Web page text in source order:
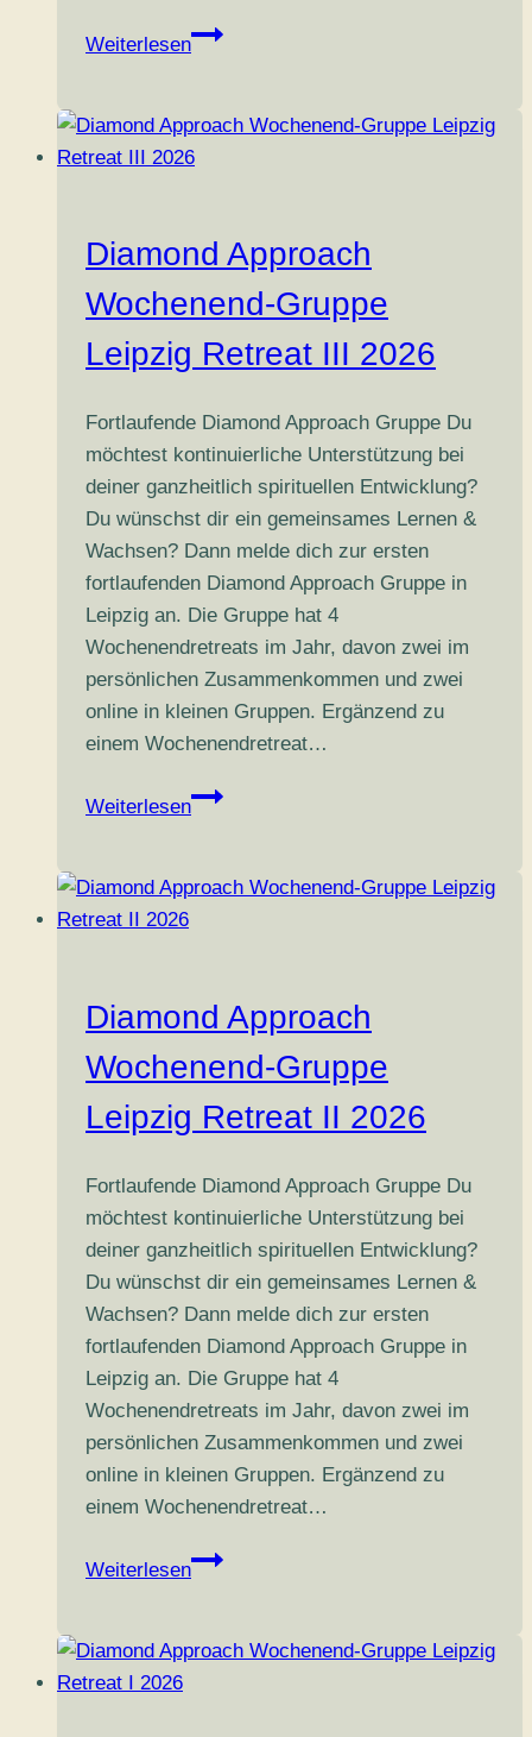
Weiterlesen
Diamond
Gruppe
Leipzig
2026
Diamond Approach
Wochenend-Gruppe
Leipzig Retreat III 2026
Fortlaufende Diamond Approach Gruppe Du
möchtest kontinuierliche Unterstützung bei
deiner ganzheitlich spirituellen Entwicklung?
Du wünschst dir ein gemeinsames Lernen &
Wachsen? Dann melde dich zur ersten
fortlaufenden Diamond Approach Gruppe in
Leipzig an. Die Gruppe hat 4
Wochenendretreats im Jahr, davon zwei im
persönlichen Zusammenkommen und zwei
online in kleinen Gruppen. Ergänzend zu
einem Wochenendretreat…
Weiterlesen
Diamond
Gruppe
2026
Diamond Approach
Wochenend-Gruppe
Leipzig Retreat II 2026
Fortlaufende Diamond Approach Gruppe Du
möchtest kontinuierliche Unterstützung bei
deiner ganzheitlich spirituellen Entwicklung?
Du wünschst dir ein gemeinsames Lernen &
Wachsen? Dann melde dich zur ersten
fortlaufenden Diamond Approach Gruppe in
Leipzig an. Die Gruppe hat 4
Wochenendretreats im Jahr, davon zwei im
persönlichen Zusammenkommen und zwei
online in kleinen Gruppen. Ergänzend zu
einem Wochenendretreat…
Weiterlesen
Diamond
Gruppe